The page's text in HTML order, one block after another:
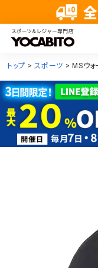
トップ スポーツ MSウ